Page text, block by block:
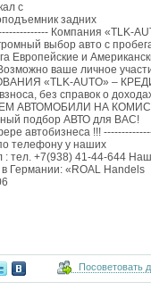
с
задних
Компания «TLK-
выбор авто с
Европейские и
ваше личное
«TLK-AUTO» –
без справок о
АВТОМОБИЛИ НА
подбор АВТО для ВАС!
автобизнеса !!!
телефону у наших
: тел. +7(938) 41-44-644 Наш
Германии: «ROAL Handels
Посоветовать